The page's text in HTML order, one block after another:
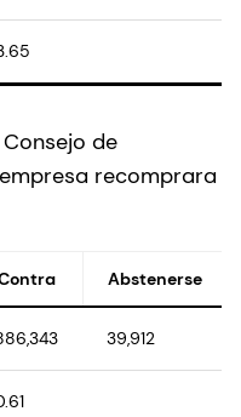
de
recomprara
Abstenerse
39,912